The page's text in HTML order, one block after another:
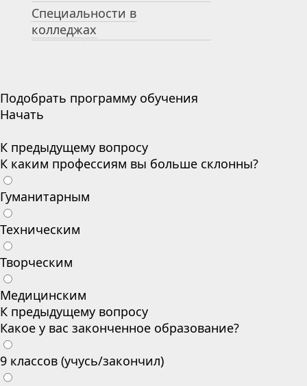
Специальности в
колледжах
Подобрать программу обучения
Начать
К предыдущему вопросу
К каким профессиям вы больше склонны?
Гуманитарным
Техническим
Творческим
Медицинским
К предыдущему вопросу
Какое у вас законченное образование?
9 классов (учусь/закончил)